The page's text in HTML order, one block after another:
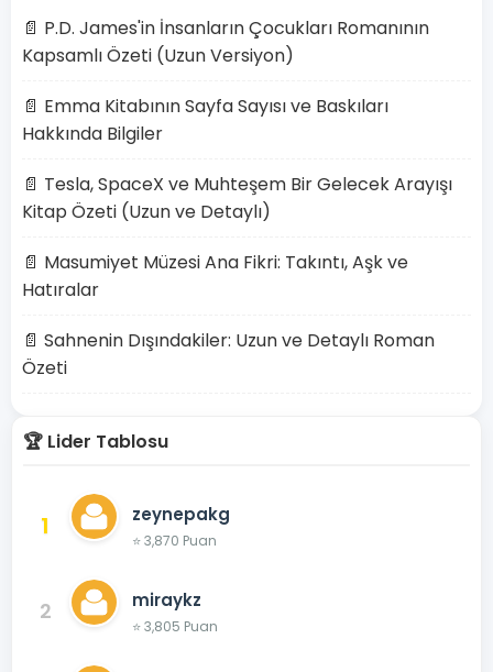
📄 P.D. James'in İnsanların Çocukları Romanının
Kapsamlı Özeti (Uzun Versiyon)
📄 Emma Kitabının Sayfa Sayısı ve Baskıları
Hakkında Bilgiler
📄 Tesla, SpaceX ve Muhteşem Bir Gelecek Arayışı
Kitap Özeti (Uzun ve Detaylı)
📄 Masumiyet Müzesi Ana Fikri: Takıntı, Aşk ve
Hatıralar
📄 Sahnenin Dışındakiler: Uzun ve Detaylı Roman
Özeti
🏆 Lider Tablosu
1 zeynepakg
⭐ 3,870 Puan
2 miraykz
⭐ 3,805 Puan